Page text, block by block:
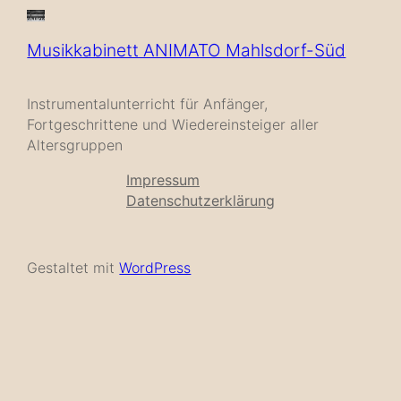
Musikkabinett ANIMATO Mahlsdorf-Süd
Instrumentalunterricht für Anfänger,
Fortgeschrittene und Wiedereinsteiger aller
Altersgruppen
Impressum
Datenschutzerklärung
Gestaltet mitWordPress